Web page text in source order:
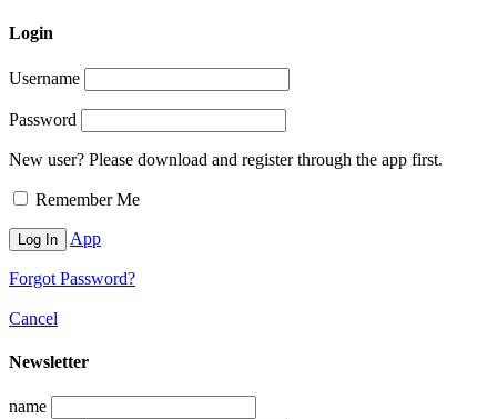
Login
Username
Password
New user? Please download and register through the app first.
Remember Me
App
Forgot Password?
Cancel
Newsletter
name